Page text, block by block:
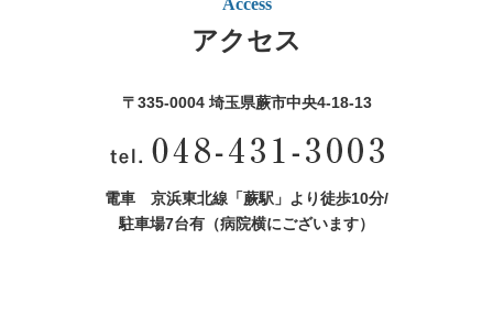
アクセス
〒335-0004 埼玉県蕨市中央4‐18‐13
電車 京浜東北線「蕨駅」より徒歩10分/
駐車場7台有（病院横にございます）